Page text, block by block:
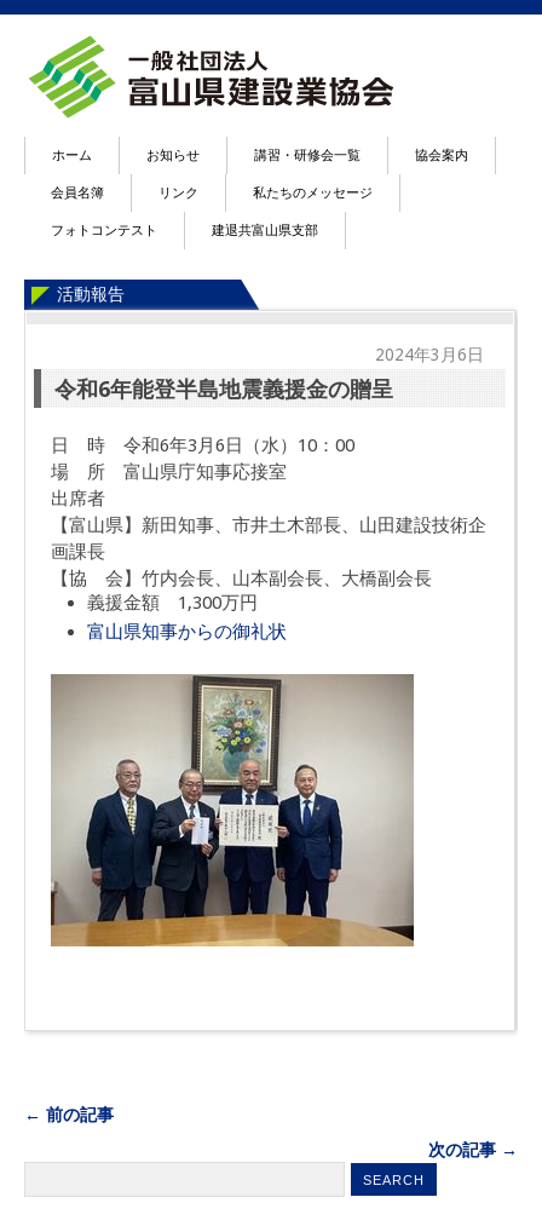
ホーム お知らせ 講習・研修会一覧 協会案内
会員名簿 リンク 私たちのメッセージ
フォトコンテスト 建退共富山県支部
活動報告
2024年3月6日
令和6年能登半島地震義援金の贈呈
日 時 令和6年3月6日（水）10：00
場 所 富山県庁知事応接室
出席者
【富山県】新田知事、市井土木部長、山田建設技術企
画課長
【協 会】竹内会長、山本副会長、大橋副会長
義援金額 1,300万円
富山県知事からの御礼状
← 前の記事
次の記事 →